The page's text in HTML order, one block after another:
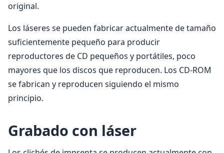
original.
Los láseres se pueden fabricar actualmente de tamaño
suficientemente pequeño para producir
reproductores de CD pequeños y portátiles, poco
mayores que los discos que reproducen. Los CD-ROM
se fabrican y reproducen siguiendo el mismo
principio.
Grabado con láser